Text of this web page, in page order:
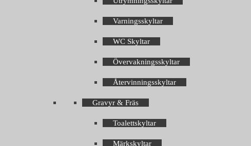
Varningsskyltar
WC Skyltar
Övervakningsskyltar
Återvinningsskyltar
Gravyr & Fräs
Toalettskyltar
Märkskyltar